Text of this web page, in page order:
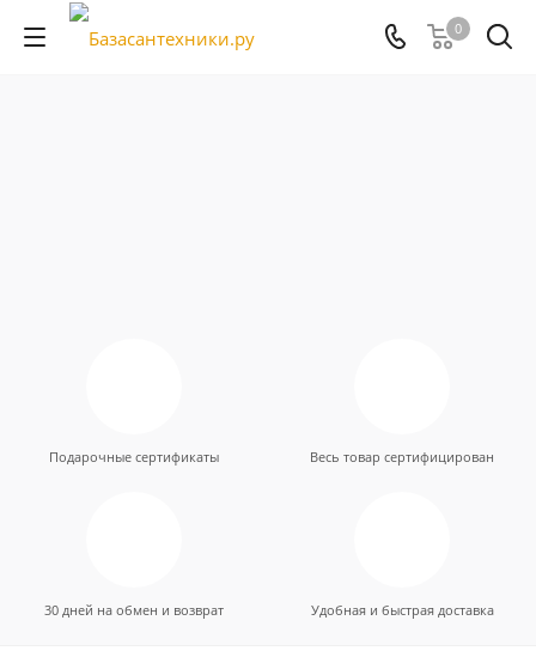
0
Подарочные сертификаты Весь товар сертифицирован
30 дней на обмен и возврат Удобная и быстрая доставка